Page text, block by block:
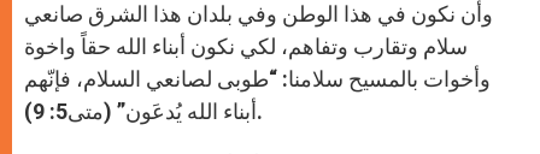
وأن نكون في هذا الوطن وفي بلدان هذا الشرق صانعي
سلام وتقارب وتفاهم، لكي نكون أبناء الله حقاً واخوة
وأخوات بالمسيح سلامنا: “طوبى لصانعي السلام، فإنّهم
أبناء الله يُدعَون” (متى5: 9).